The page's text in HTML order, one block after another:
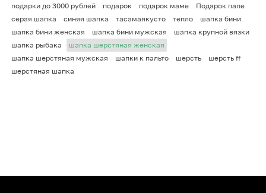
подарки до 3000 рублей
подарок подарок маме
Подарок папе
серая шапка
синяя шапка тасамаякусто тепло
шапка бини
шапка бини женская
шапка бини мужская
шапка крупной вязки
шапка рыбака
шапка шерстяная женская
шапка шерстяная мужская
шапки к пальто шерсть
шерсть ff
шерстяная шапка